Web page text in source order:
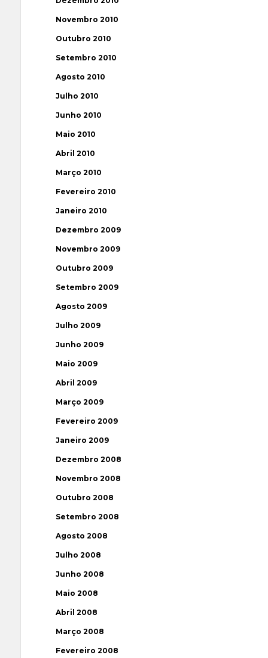
Novembro 2010
Outubro 2010
Setembro 2010
Agosto 2010
Julho 2010
Junho 2010
Maio 2010
Abril 2010
Março 2010
Fevereiro 2010
Janeiro 2010
Dezembro 2009
Novembro 2009
Outubro 2009
Setembro 2009
Agosto 2009
Julho 2009
Junho 2009
Maio 2009
Abril 2009
Março 2009
Fevereiro 2009
Janeiro 2009
Dezembro 2008
Novembro 2008
Outubro 2008
Setembro 2008
Agosto 2008
Julho 2008
Junho 2008
Maio 2008
Abril 2008
Março 2008
Fevereiro 2008